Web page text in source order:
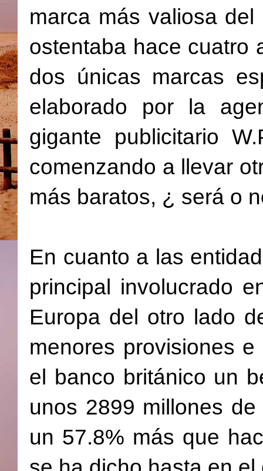
marca más valiosa
ostentaba hace cuatro
dos únicas marcas
elaborado por la
gigante publicitario
comenzando a llevar
más baratos, ¿ será o
En cuanto a las
principal involucrado
Europa del otro lado
menores provisiones
el banco británico un
unos 2899 millones
un 57.8% más que